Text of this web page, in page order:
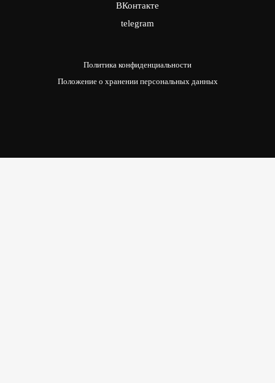
ВКонтакте
telegram
Политика конфиденциальности
Положение о хранении персональных данных